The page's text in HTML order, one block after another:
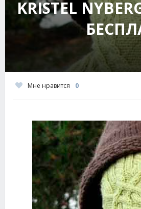
KRISTEL
Мне нравится 0